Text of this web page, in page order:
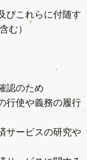
びこれらに付随す
む）
認のため
行使や義務の履行
サービスの研究や